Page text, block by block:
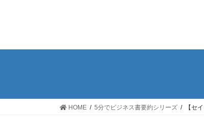
HOME 5分でビジネス書要約シリーズ 【セ